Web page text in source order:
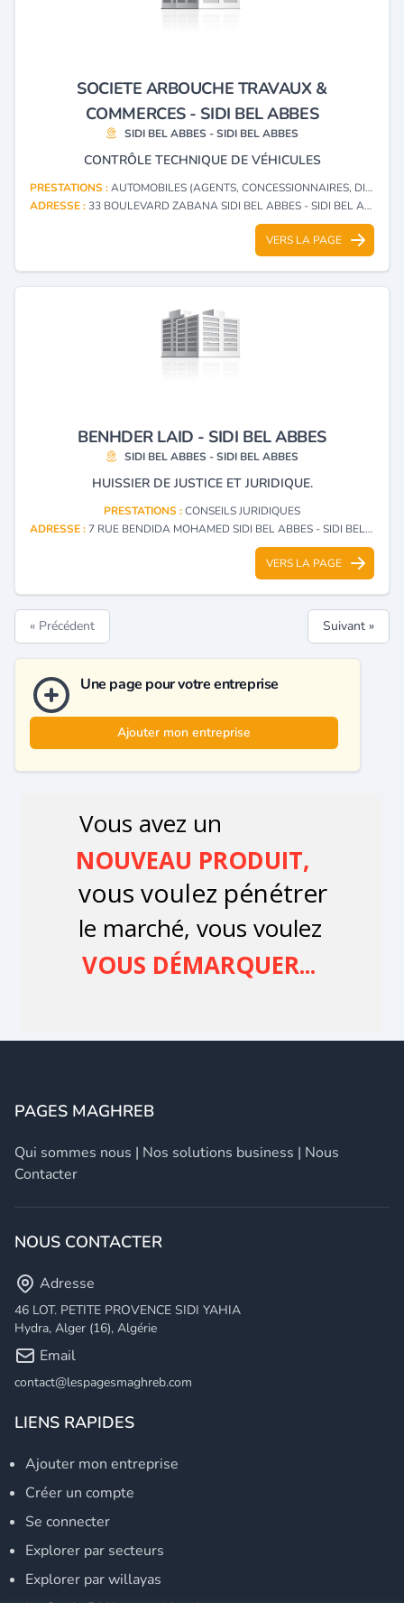
SOCIETE ARBOUCHE TRAVAUX &
COMMERCES - SIDI BEL ABBES
SIDI BEL ABBES - SIDI BEL ABBES
CONTRÔLE TECHNIQUE DE VÉHICULES
PRESTATIONS :AUTOMOBILES (AGENTS, CONCESSIONNAIRES, DISTRIBUTEURS)
ADRESSE :33 BOULEVARD ZABANA SIDI BEL ABBES - SIDI BEL ABBES
VERS LA PAGE
BENHDER LAID - SIDI BEL ABBES
SIDI BEL ABBES - SIDI BEL ABBES
HUISSIER DE JUSTICE ET JURIDIQUE.
PRESTATIONS :CONSEILS JURIDIQUES
ADRESSE : 7 RUE BENDIDA MOHAMED SIDI BEL ABBES - SIDI BEL ABBES
VERS LA PAGE
« Précédent Suivant »
Une page pour votre entreprise
Ajouter mon entreprise
PAGES MAGHREB
Qui sommes nous | Nos solutions business | Nous
Contacter
NOUS CONTACTER
Adresse
46 LOT. PETITE PROVENCE SIDI YAHIA
Hydra, Alger (16), Algérie
Email
contact@lespagesmaghreb.com
LIENS RAPIDES
Ajouter mon entreprise
Créer un compte
Se connecter
Explorer par secteurs
Explorer par willayas